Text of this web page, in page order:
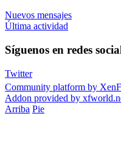
Nuevos mensajes
Última actividad
Síguenos en redes
Twitter
Community platform by
Addon provided by
Arriba Pie